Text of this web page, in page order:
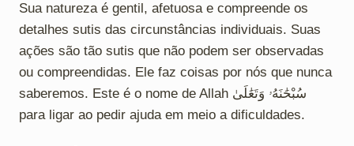
Sua natureza é gentil, afetuosa e compreende os
detalhes sutis das circunstâncias individuais. Suas
ações são tão sutis que não podem ser observadas
ou compreendidas. Ele faz coisas por nós que nunca
saberemos. Este é o nome de Allah سُبْحَٰنَهُۥ وَتَعَٰلَىٰ
para ligar ao pedir ajuda em meio a dificuldades.